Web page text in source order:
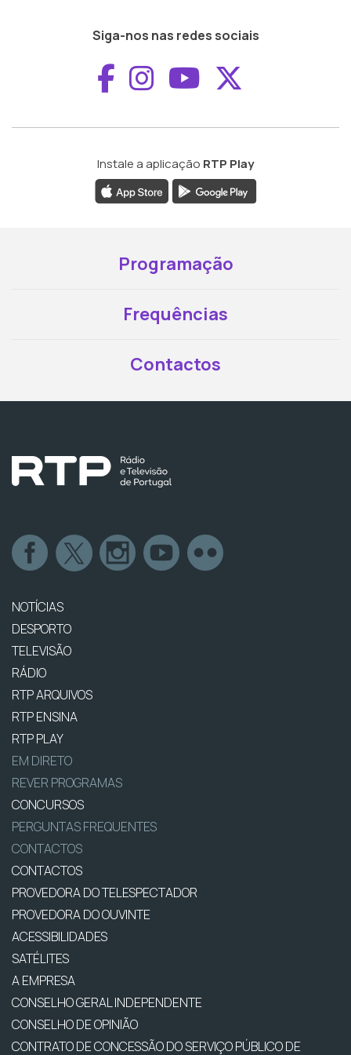
Siga-nos nas redes sociais
Aceder ao
Aceder ao
Aceder ao
Instale a aplicação RTP Play
Programação
Frequências
Contactos
NOTÍCIAS
DESPORTO
TELEVISÃO
RÁDIO
RTP ARQUIVOS
RTP ENSINA
RTP PLAY
EM DIRETO
REVER PROGRAMAS
CONCURSOS
PERGUNTAS FREQUENTES
CONTACTOS
CONTACTOS
PROVEDORA DO TELESPECTADOR
PROVEDORA DO OUVINTE
ACESSIBILIDADES
SATÉLITES
A EMPRESA
CONSELHO GERAL INDEPENDENTE
CONSELHO DE OPINIÃO
CONTRATO DE CONCESSÃO DO SERVIÇO PÚBLICO DE